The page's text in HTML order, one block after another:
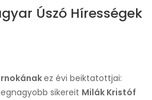
Úszó Hírességek
ez évi beiktatottjai:
sikereit Milák Kristóf